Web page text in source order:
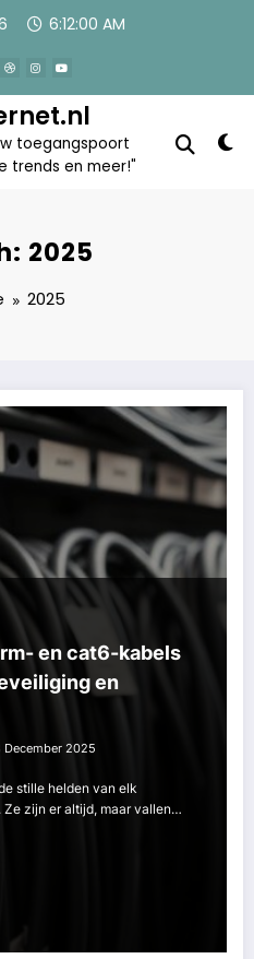
6:12:01 AM
toegangspoort
trends en meer!"
2025
2025
en cat6-kabels
en
December 2025
stille helden van elk
Ze zijn er altijd, maar vallen…